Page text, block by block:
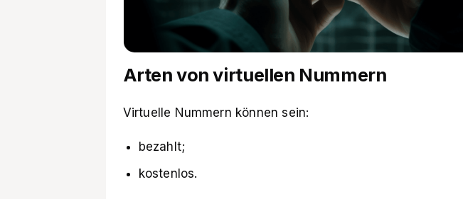
Arten von virtuellen Nummern
Virtuelle Nummern können sein:
bezahlt;
kostenlos.